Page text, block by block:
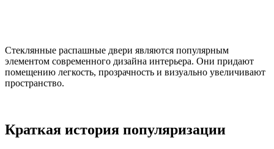
Стеклянные распашные двери являются популярным
элементом современного дизайна интерьера. Они придают
помещению легкость, прозрачность и визуально увеличивают
пространство.
Краткая история популяризации